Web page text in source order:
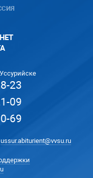
23
09
69
ussur.abiturient@vvsu.ru